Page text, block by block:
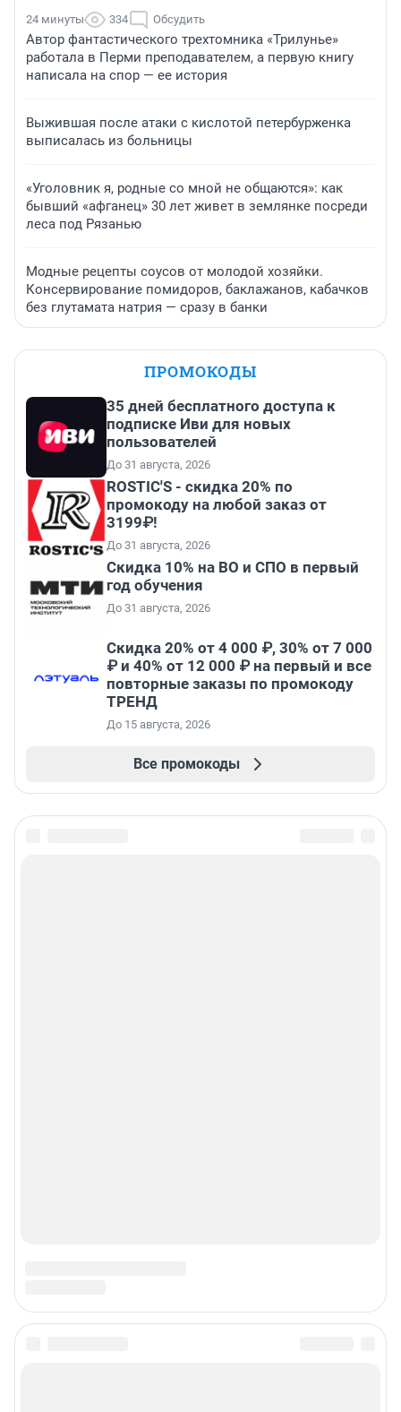
24 минуты 334 Обсудить
Автор фантастического трехтомника «Трилунье»
работала в Перми преподавателем, а первую книгу
написала на спор — ее история
Выжившая после атаки с кислотой петербурженка
выписалась из больницы
«Уголовник я, родные со мной не общаются»: как
бывший «афганец» 30 лет живет в землянке посреди
леса под Рязанью
Модные рецепты соусов от молодой хозяйки.
Консервирование помидоров, баклажанов, кабачков
без глутамата натрия — сразу в банки
ПРОМОКОДЫ
35 дней бесплатного доступа к
подписке Иви для новых
пользователей
До 31 августа, 2026
ROSTIC'S - скидка 20% по
промокоду на любой заказ от
3199₽!
До 31 августа, 2026
Скидка 10% на ВО и СПО в первый
год обучения
До 31 августа, 2026
Скидка 20% от 4 000 ₽, 30% от 7 000
₽ и 40% от 12 000 ₽ на первый и все
повторные заказы по промокоду
ТРЕНД
До 15 августа, 2026
Все промокоды